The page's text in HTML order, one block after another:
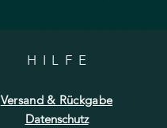
HILF E
Versand & Rückgabe
Datenschutz